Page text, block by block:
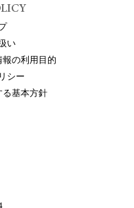
い
の利用目的
シー
る基本方針